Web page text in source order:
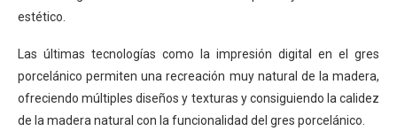
estético.
Las últimas tecnologías como la impresión digital en el gres
porcelánico permiten una recreación muy natural de la madera,
ofreciendo múltiples diseños y texturas y consiguiendo la calidez
de la madera natural con la funcionalidad del gres porcelánico.